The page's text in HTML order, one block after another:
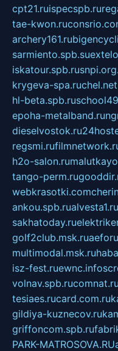
cpt21.ruispecspb.ru
tae-kwon.ru
archery161.ru
sarmiento.spb.su
iskatour.spb.ru
krygeva-spa.ru
hl-beta.spb.ru
epoha-metalband.ru
dieselvostok.ru
regsmi.ru
h2o-salon.ru
tango-perm.ru
webkrasotki.com
ankou.spb.rualvesta1.ru
sakhatoday.ru
golf2club.msk.ru
multimodal.msk.ru
isz-fest.ruewnc.info
volnav.spb.rucomnat.ru
tesiaes.rucard.com.ru
gildiya-kuznecov.ru
griffoncom.spb.ru
PARK-MATROSOVA.RU